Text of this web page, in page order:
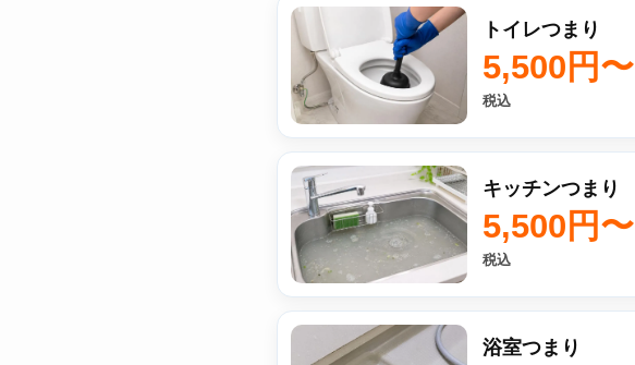
トイレつまり
5,500円〜
税込
キッチンつまり
5,500円〜
税込
浴室つまり